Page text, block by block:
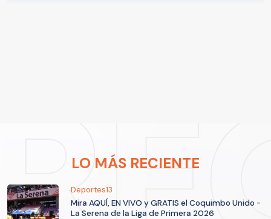
LO MÁS RECIENTE
Deportes13
Mira AQUÍ, EN VIVO y GRATIS el Coquimbo Unido -
La Serena de la Liga de Primera 2026